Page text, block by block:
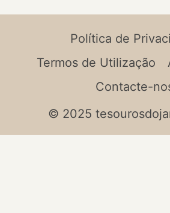
Política de
Termos de Utilização
Contacte-
© 2025